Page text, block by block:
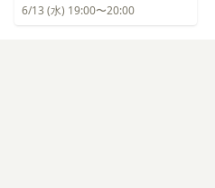
6/13 (水) 19:00〜20:00